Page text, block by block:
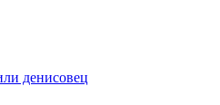
денисовец